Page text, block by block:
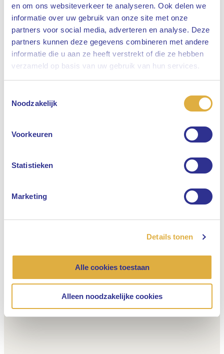
en om ons websiteverkeer te analyseren. Ook delen we
informatie over uw gebruik van onze site met onze
partners voor social media, adverteren en analyse. Deze
partners kunnen deze gegevens combineren met andere
informatie die u aan ze heeft verstrekt of die ze hebben
verzameld op basis van uw gebruik van hun services.
Noodzakelijk
Voorkeuren
Statistieken
Marketing
Details tonen
Alle cookies toestaan
Alleen noodzakelijke cookies
Sluiten